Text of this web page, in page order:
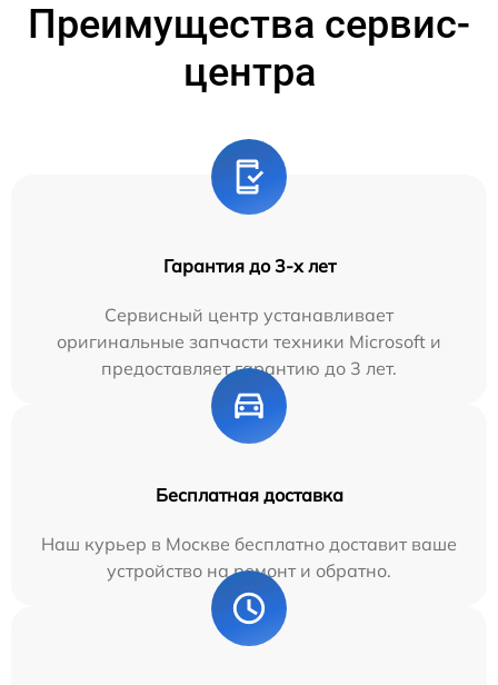
Преимущества сервис-
центра
Гарантия до 3-х лет
Сервисный центр устанавливает
оригинальные запчасти техники Microsoft и
предоставляет гарантию до 3 лет.
Бесплатная доставка
Наш курьер в Москве бесплатно доставит ваше
устройство на ремонт и обратно.